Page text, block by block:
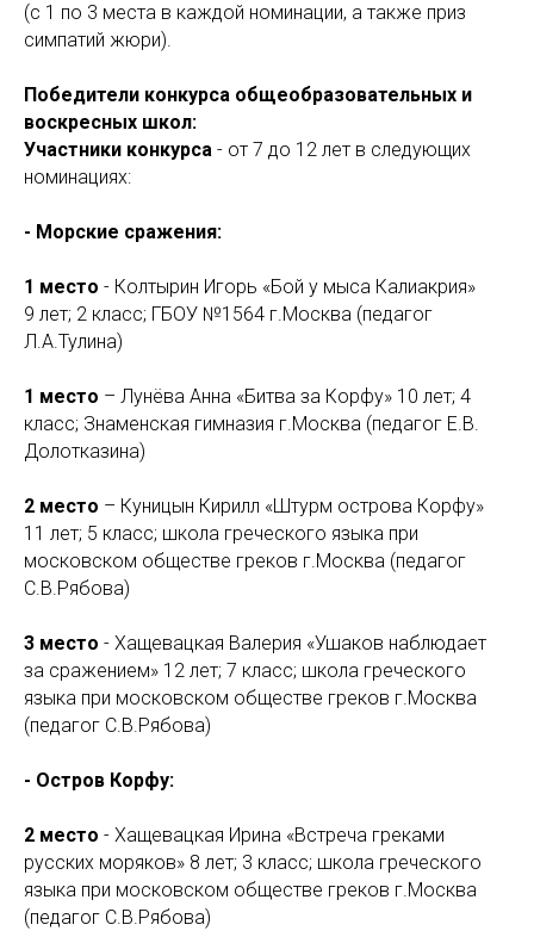
(с 1 по 3 места в каждой номинации, а также приз
симпатий жюри).
Победители конкурса общеобразовательных и
воскресных школ:
Участники конкурса - от 7 до 12 лет в следующих
номинациях:
- Морские сражения:
1 место - Колтырин Игорь «Бой у мыса Калиакрия»
9 лет; 2 класс; ГБОУ №1564 г.Москва (педагог
Л.А.Тулина)
1 место – Лунёва Анна «Битва за Корфу» 10 лет; 4
класс; Знаменская гимназия г.Москва (педагог Е.В.
Долотказина)
2 место – Куницын Кирилл «Штурм острова Корфу»
11 лет; 5 класс; школа греческого языка при
московском обществе греков г.Москва (педагог
С.В.Рябова)
3 место - Хащевацкая Валерия «Ушаков наблюдает
за сражением» 12 лет; 7 класс; школа греческого
языка при московском обществе греков г.Москва
(педагог С.В.Рябова)
- Остров Корфу:
2 место - Хащевацкая Ирина «Встреча греками
русских моряков» 8 лет; 3 класс; школа греческого
языка при московском обществе греков г.Москва
(педагог С.В.Рябова)